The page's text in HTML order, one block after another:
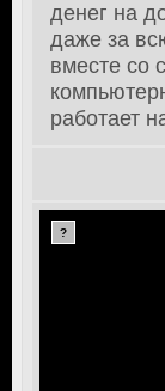
денег на
даже за
вместе со
работает
?